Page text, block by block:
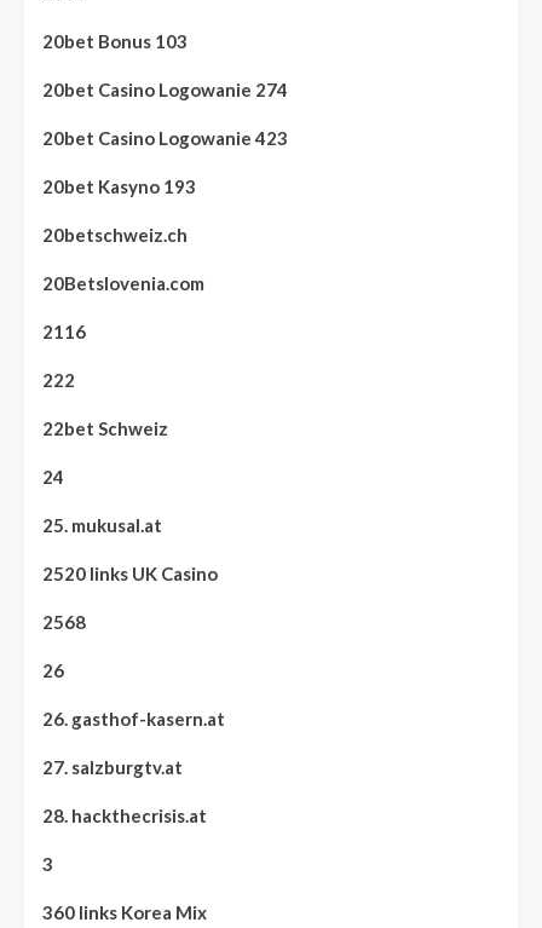
20bet Bonus 103
20bet Casino Logowanie 274
20bet Casino Logowanie 423
20bet Kasyno 193
20betschweiz.ch
20Betslovenia.com
2116
222
22bet Schweiz
24
25. mukusal.at
2520 links UK Casino
2568
26
26. gasthof-kasern.at
27. salzburgtv.at
28. hackthecrisis.at
3
360 links Korea Mix